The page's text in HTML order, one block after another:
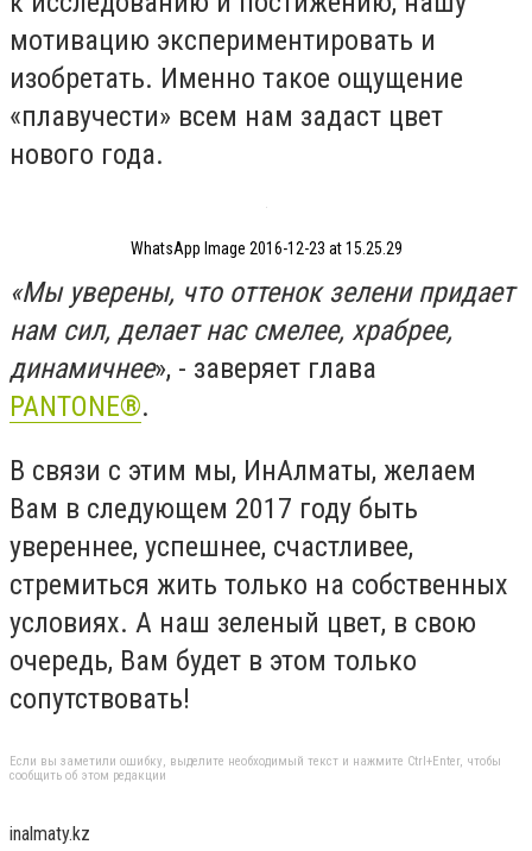
мотивацию экспериментировать и
изобретать. Именно такое ощущение
«плавучести» всем нам задаст цвет
нового года.
WhatsApp Image 2016-12-23 at 15.25.29
«Мы уверены, что оттенок зелени придает
нам сил, делает нас смелее, храбрее,
динамичнее», - заверяет глава
PANTONE®.
В связи с этим мы, ИнАлматы, желаем
Вам в следующем 2017 году быть
увереннее, успешнее, счастливее,
стремиться жить только на собственных
условиях. А наш зеленый цвет, в свою
очередь, Вам будет в этом только
сопутствовать!
Если вы заметили ошибку, выделите необходимый текст и нажмите Ctrl+Enter, чтобы
сообщить об этом редакции
inalmaty.kz